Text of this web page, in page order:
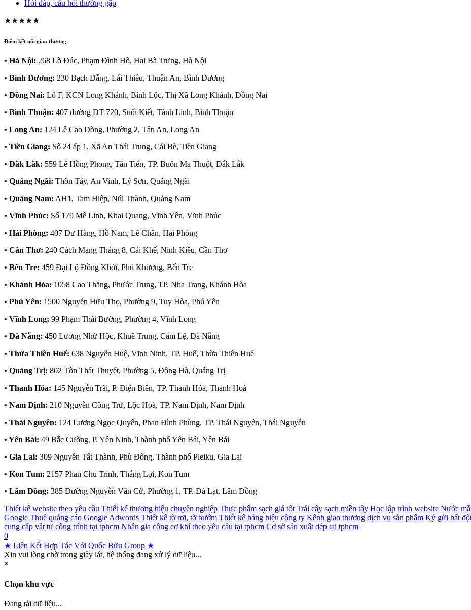
Hỏi đáp, câu hỏi thường gặp
★★★★★
Điểm kết nối giao thương
• Hà Nội: 268 Lò Đúc, Phạm Đình Hổ, Hai Bà Trưng, Hà Nội
• Bình Dương: 230 Bạch Đằng, Lái Thiêu, Thuận An, Bình Dương
• Đồng Nai: Lô F, KCN Long Khánh, Bình Lộc, Thị Xã Long Khánh, Đồng Nai
• Bình Thuận: 407 đường DT 720, Suối Kiết, Tánh Linh, Bình Thuận
• Long An: 124 Lê Cao Dòng, Phường 2, Tân An, Long An
• Tiền Giang: Số 24 ấp 1, Xã An Thái Trung, Cái Bè, Tiền Giang
• Đắk Lắk: 559 Lê Hồng Phong, Tân Tiến, TP. Buôn Ma Thuột, Đắk Lắk
• Quảng Ngãi: Thôn Tây, An Vinh, Lý Sơn, Quảng Ngãi
• Quảng Nam: AH1, Tam Hiệp, Núi Thành, Quảng Nam
• Vĩnh Phúc: Số 179 Mê Linh, Khai Quang, Vĩnh Yên, Vĩnh Phúc
• Hải Phòng: 407 Dư Hàng, Hồ Nam, Lê Chân, Hải Phòng
• Cần Thơ: 240 Cách Mạng Tháng 8, Cái Khế, Ninh Kiều, Cần Thơ
• Bến Tre: 459 Đại Lộ Đồng Khởi, Phú Khương, Bến Tre
• Khánh Hòa: 1058 Cao Thắng, Phước Trung, TP. Nha Trang, Khánh Hòa
• Phú Yên: 1500 Nguyễn Hữu Thọ, Phường 9, Tuy Hòa, Phú Yên
• Vĩnh Long: 99 Phạm Thái Bường, Phường 4, Vĩnh Long
• Đà Nẵng: 450 Lương Nhữ Hộc, Khuê Trung, Cẩm Lệ, Đà Nẵng
• Thừa Thiên Huế: 638 Nguyễn Huệ, Vĩnh Ninh, TP. Huế, Thừa Thiên Huế
• Quảng Trị: 802 Tôn Thất Thuyết, Phường 5, Đông Hà, Quảng Trị
• Thanh Hóa: 145 Nguyễn Trãi, P. Điện Biên, TP. Thanh Hóa, Thanh Hoá
• Nam Định: 210 Nguyễn Công Trứ, Lộc Hoà, TP. Nam Định, Nam Định
• Thái Nguyên: 124 Lương Ngọc Quyến, Phan Đình Phùng, TP. Thái Nguyên, Thái Nguyên
• Yên Bái: 49 Bắc Cường, P. Yên Ninh, Thành phố Yên Bái, Yên Bái
• Gia Lai: 309 Nguyễn Tất Thành, Phù Đổng, Thành phố Pleiku, Gia Lai
• Kon Tum: 2157 Phan Chu Trinh, Thắng Lợi, Kon Tum
• Lâm Đồng: 385 Đường Nguyễn Văn Cừ, Phường 1, TP. Đà Lạt, Lâm Đồng
Thiết kế website theo yêu cầu Thiết kế thương hiệu chuyên nghiệp Thực phẩm sạch giá tốtTrái cây sạch miền tây Học lập trình website Nước
Google Thuê quảng cáo Google Adwords Thiết kế tờ rơi, tờ bướm Thiết kế bảng hiệu công ty Kênh giao thương dịch vụ sản phẩm Ký gửi bất
cung cấp vật tư công trình tại tphcm Nhận gia công cơ khí theo yêu cầu tại tphcm Cơ sở sản xuất dép tại tphcm
0
★ Liên Kết Hợp Tác Với Quốc Bửu Group ★
Xin vui lòng chờ trong giây lát, hệ thống đang xử lý dữ liệu...
×
Chọn khu vực
Đang tải dữ liệu...